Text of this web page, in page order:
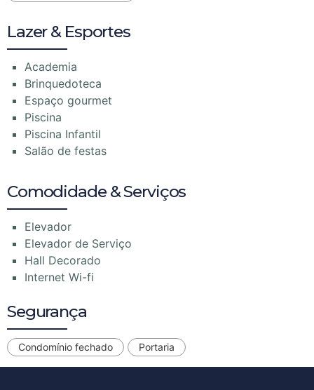
Lazer & Esportes
Academia
Brinquedoteca
Espaço gourmet
Piscina
Piscina Infantil
Salão de festas
Comodidade & Serviços
Elevador
Elevador de Serviço
Hall Decorado
Internet Wi-fi
Segurança
Condomínio fechado Portaria